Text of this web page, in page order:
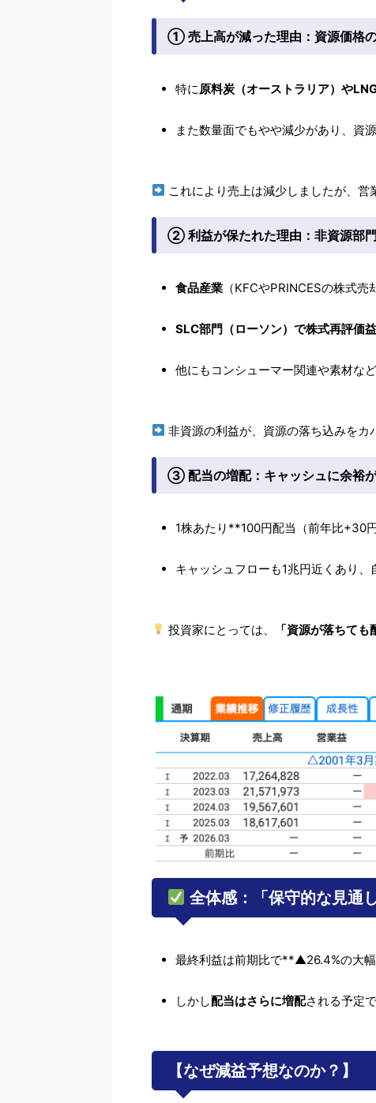
① 売上高が減った理由：資源価格
特に 原料炭（オーストラリア）や
また数量面でもやや減少があり、資
これにより売上は減少しましたが、営
② 利益が保たれた理由：非資源部
食品産業 （KFCやPRINCESの株式売
SLC部門（ローソン）で株式再評価
他にもコンシューマー関連や素材な
非資源の利益が、資源の落ち込みをカ
③ 配当の増配：キャッシュに余裕
1株あたり**100円配当（前年比+30
キャッシュフローも1兆円近くあり、
投資家にとっては、 「資源が落ちて
全体感：「保守的な見通
最終利益は前期比で**▲26.4%の大幅
しかし配当はさらに増配される予定で
【なぜ減益予想なのか？】